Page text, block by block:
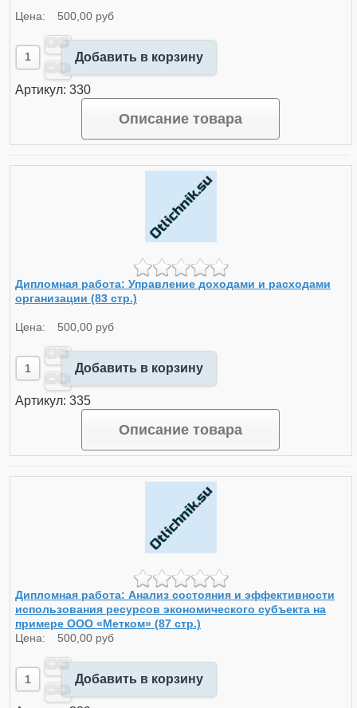
Цена: 500,00 руб
Добавить в корзину
Артикул: 330
Описание товара
Дипломная работа: Управление доходами и расходами
организации (83 стр.)
Цена: 500,00 руб
Добавить в корзину
Артикул: 335
Описание товара
Дипломная работа: Анализ состояния и эффективности
использования ресурсов экономического субъекта на
примере ООО «Метком» (87 стр.)
Цена: 500,00 руб
Добавить в корзину